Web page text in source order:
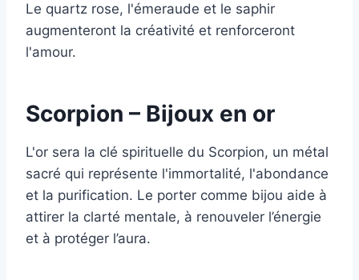
Le quartz rose, l'émeraude et le saphir
augmenteront la créativité et renforceront
l'amour.
Scorpion – Bijoux en or
L'or sera la clé spirituelle du Scorpion, un métal
sacré qui représente l'immortalité, l'abondance
et la purification. Le porter comme bijou aide à
attirer la clarté mentale, à renouveler l’énergie
et à protéger l’aura.